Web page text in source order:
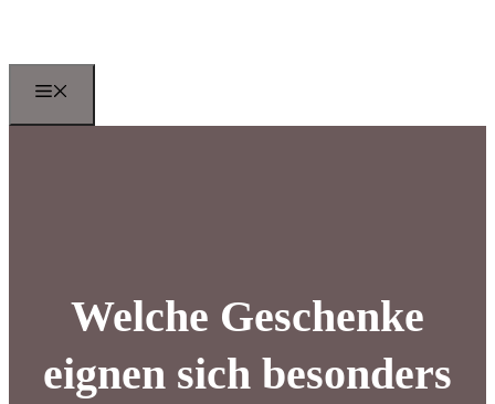
springen
Welche Geschenke
eignen sich besonders